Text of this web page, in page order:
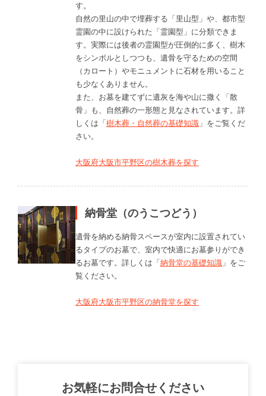
す。
自然の里山の中で埋葬する「里山型」や、都市型
霊園の中に設けられた「霊園型」に分類できま
す。実際には後者の霊園型が圧倒的に多く、樹木
をシンボルとしつつも、遺骨を守るための空間
（カロート）やモニュメントに石材を用いること
も少なくありません。
また、お墓を建てずに遺灰を海や山に撒く「散
骨」も、自然葬の一形態と見なされています。詳
しくは「樹木葬・自然葬の基礎知識 」をご覧くだ
さい。
大阪府大阪市平野区の樹木葬を探す
納骨堂（のうこつどう）
遺骨を納める納骨スペースが室内に設置されてい
るタイプのお墓で、室内で快適にお墓参りができ
るお墓です。詳しくは「納骨堂の基礎知識 」をご
覧ください。
大阪府大阪市平野区の納骨堂を探す
お気軽にお問合せください